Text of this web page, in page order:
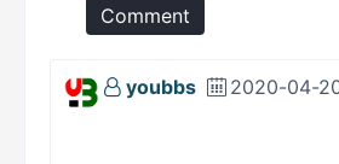
Comment
youbbs 2020-04-